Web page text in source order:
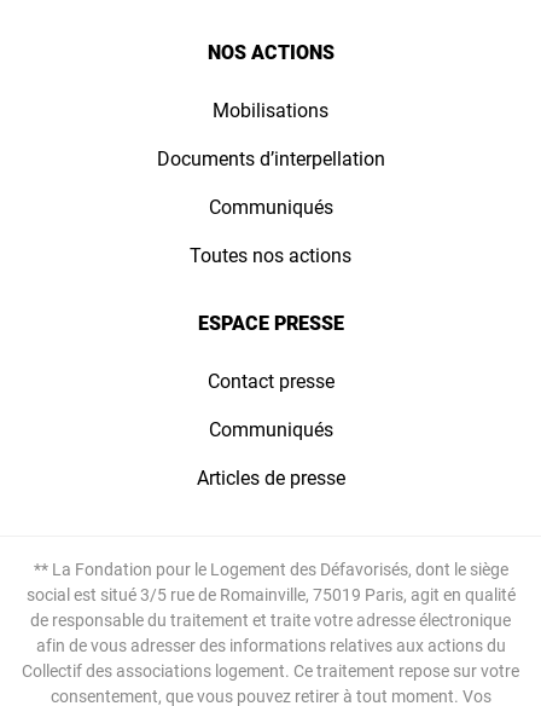
NOS ACTIONS
Mobilisations
Documents d’interpellation
Communiqués
Toutes nos actions
ESPACE PRESSE
Contact presse
Communiqués
Articles de presse
** La Fondation pour le Logement des Défavorisés, dont le siège
social est situé 3/5 rue de Romainville, 75019 Paris, agit en qualité
de responsable du traitement et traite votre adresse électronique
afin de vous adresser des informations relatives aux actions du
Collectif des associations logement. Ce traitement repose sur votre
consentement, que vous pouvez retirer à tout moment. Vos